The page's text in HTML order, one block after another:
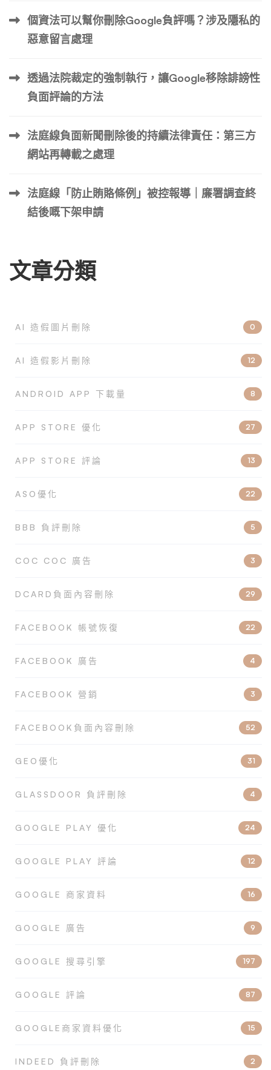
蔽的四大核心支柱 成功的SEO屏蔽不是單一技巧，而是一
個系統工程，建立在四大支柱上： 接下來，我們將深入每
一個支柱的實作細節。 第三章：支柱一：內容創造——打
表你或你的品牌最佳面貌的內容。這些內容應該多樣化、高
質量、並且持續更新。 1. 官方自有資產：你的主戰場 這是
樣化：滿足不同搜尋意圖 不要只寫文字。不同形式的內容
能吸引不同受眾，也能增加佔領SERP不同版位的機會（如
影片、圖片結果）。 3. 關鍵詞策略：精準定位搜尋意圖 第
個資法可以幫你刪除Google負評嗎？涉及隱私的
惡意留言處理
透過法院裁定的強制執行，讓Google移除誹謗性
負面評論的方法
法庭線負面新聞刪除後的持續法律責任：第三方
網站再轉載之處理
法庭線「防止賄賂條例」被控報導｜廉署調查終
結後嘅下架申請
文章分類
AI 造假圖片刪除 0
AI 造假影片刪除 12
ANDROID APP 下載量 8
APP STORE 優化 27
APP STORE 評論 13
ASO優化 22
BBB 負評刪除 5
COC COC 廣告 3
DCARD負面內容刪除 29
FACEBOOK 帳號恢復 22
FACEBOOK 廣告 4
FACEBOOK 營銷 3
FACEBOOK負面內容刪除 52
GEO優化 31
GLASSDOOR 負評刪除 4
GOOGLE PLAY 優化 24
GOOGLE PLAY 評論 12
GOOGLE 商家資料 16
GOOGLE 廣告 9
GOOGLE 搜尋引擎 197
GOOGLE 評論 87
GOOGLE商家資料優化 15
INDEED 負評刪除 2